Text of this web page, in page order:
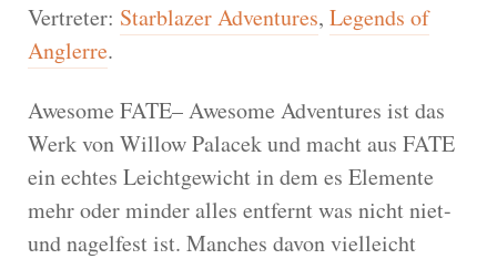
Vertreter: Starblazer Adventures, Legends of
Anglerre.
Awesome FATE– Awesome Adventures ist das
Werk von Willow Palacek und macht aus FATE
ein echtes Leichtgewicht in dem es Elemente
mehr oder minder alles entfernt was nicht niet-
und nagelfest ist. Manches davon vielleicht